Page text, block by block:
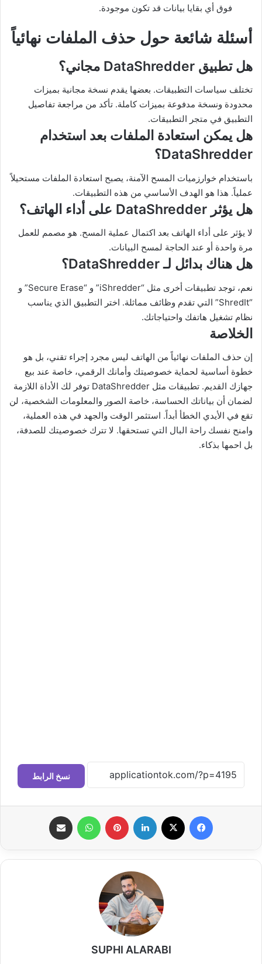
فوق أي بقايا بيانات قد تكون موجودة.
أسئلة شائعة حول حذف الملفات نهائياً
هل تطبيق DataShredder مجاني؟
تختلف سياسات التطبيقات. بعضها يقدم نسخة مجانية بميزات
محدودة ونسخة مدفوعة بميزات كاملة. تأكد من مراجعة تفاصيل
التطبيق في متجر التطبيقات.
هل يمكن استعادة الملفات بعد استخدام
DataShredder؟
باستخدام خوارزميات المسح الآمنة، يصبح استعادة الملفات مستحيلاً
عملياً. هذا هو الهدف الأساسي من هذه التطبيقات.
هل يؤثر DataShredder على أداء الهاتف؟
لا يؤثر على أداء الهاتف بعد اكتمال عملية المسح. هو مصمم للعمل
مرة واحدة أو عند الحاجة لمسح البيانات.
هل هناك بدائل لـ DataShredder؟
نعم، توجد تطبيقات أخرى مثل “iShredder” و “Secure Erase” و
“ShredIt” التي تقدم وظائف مماثلة. اختر التطبيق الذي يناسب
نظام تشغيل هاتفك واحتياجاتك.
الخلاصة
إن حذف الملفات نهائياً من الهاتف ليس مجرد إجراء تقني، بل هو
خطوة أساسية لحماية خصوصيتك وأمانك الرقمي، خاصة عند بيع
جهازك القديم. تطبيقات مثل DataShredder توفر لك الأداة اللازمة
لضمان أن بياناتك الحساسة، خاصة الصور والمعلومات الشخصية، لن
تقع في الأيدي الخطأ أبداً. استثمر الوقت والجهد في هذه العملية،
وامنح نفسك راحة البال التي تستحقها. لا تترك خصوصيتك للصدفة،
بل احمها بذكاء.
نسخ الرابط
فيسبوك لينكدإن بينتيريست واتساب
SUPHI ALARABI